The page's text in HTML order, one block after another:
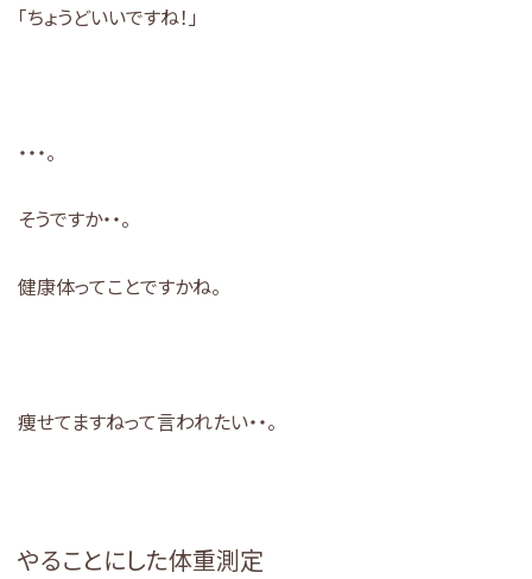
「ちょうどいいですね！」
・・・。
そうですか・・。
健康体ってことですかね。
痩せてますねって言われたい・・。
やることにした体重測定